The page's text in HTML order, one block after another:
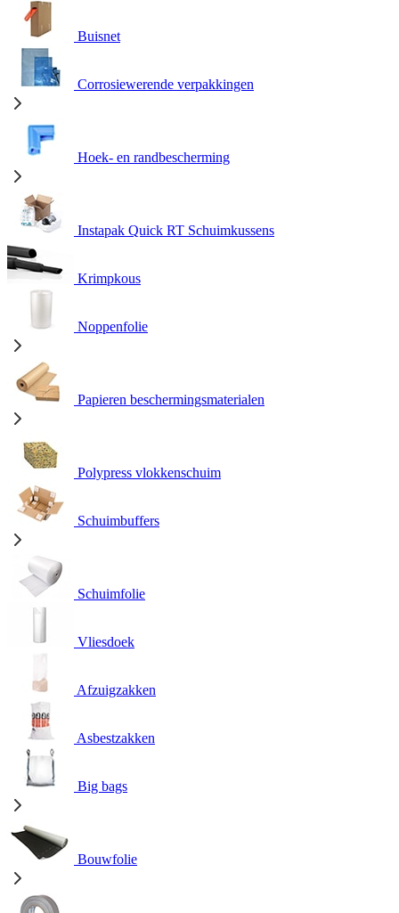
Buisnet
Corrosiewerende verpakkingen
Hoek- en randbescherming
Instapak Quick RT Schuimkussens
Krimpkous
Noppenfolie
Papieren beschermingsmaterialen
Polypress vlokkenschuim
Schuimbuffers
Schuimfolie
Vliesdoek
Afzuigzakken
Asbestzakken
Big bags
Bouwfolie